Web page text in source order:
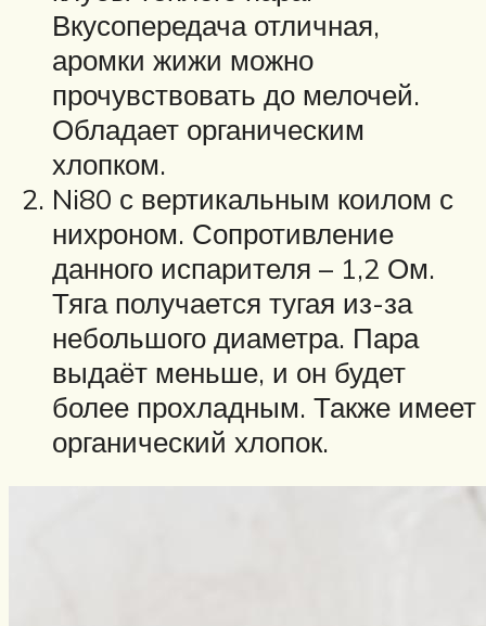
Вкусопередача отличная,
аромки жижи можно
прочувствовать до мелочей.
Обладает органическим
хлопком.
Ni80 с вертикальным коилом с
нихроном. Сопротивление
данного испарителя – 1,2 Ом.
Тяга получается тугая из-за
небольшого диаметра. Пара
выдаёт меньше, и он будет
более прохладным. Также имеет
органический хлопок.